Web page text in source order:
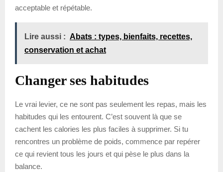
acceptable et répétable.
Lire aussi : Abats : types, bienfaits, recettes,
conservation et achat
Changer ses habitudes
Le vrai levier, ce ne sont pas seulement les repas, mais les
habitudes qui les entourent. C’est souvent là que se
cachent les calories les plus faciles à supprimer. Si tu
rencontres un problème de poids, commence par repérer
ce qui revient tous les jours et qui pèse le plus dans la
balance.